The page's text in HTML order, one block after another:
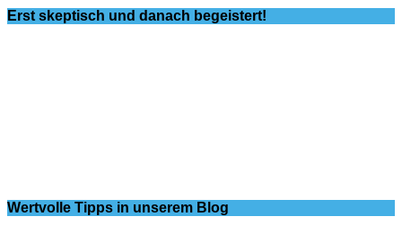
Erst skeptisch und danach begeistert!
Wertvolle Tipps in unserem Blog